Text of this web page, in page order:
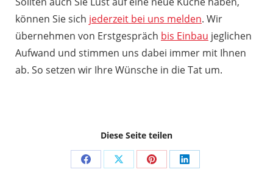
können Sie sich jederzeit bei uns melden. Wir
übernehmen von Erstgespräch bis Einbau jeglichen
Aufwand und stimmen uns dabei immer mit Ihnen
ab. So setzen wir Ihre Wünsche in die Tat um.
Diese Seite teilen
Share Share Share Share